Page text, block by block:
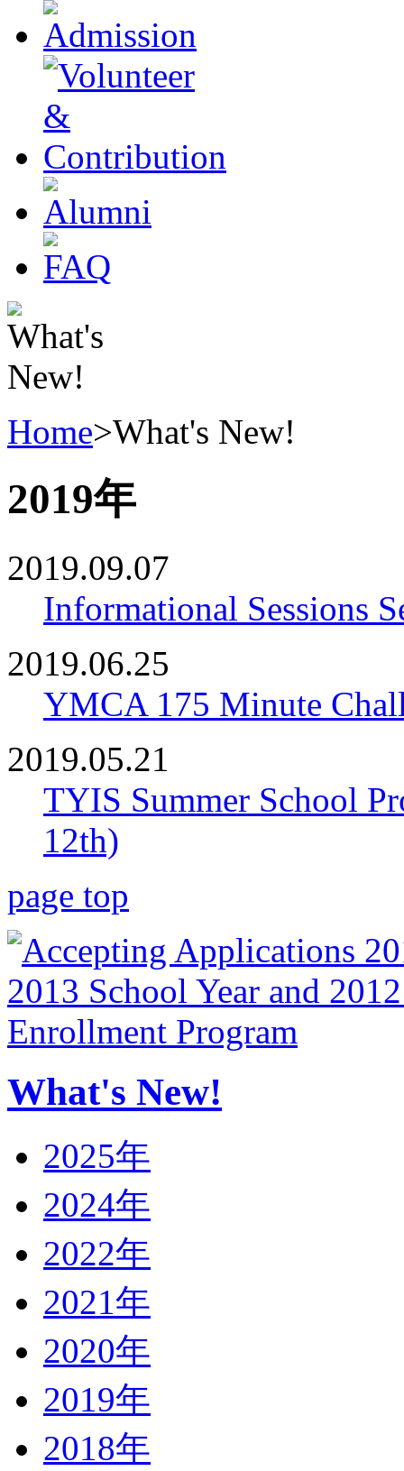
Home>What's New!
2019年
2019.09.07
Informational Sessions
2019.06.25
YMCA 175 Minute
2019.05.21
TYIS Summer School
12th)
page top
What's New!
2025年
2024年
2022年
2021年
2020年
2019年
2018年